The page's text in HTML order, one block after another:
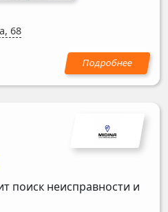
68
поиск неисправности и